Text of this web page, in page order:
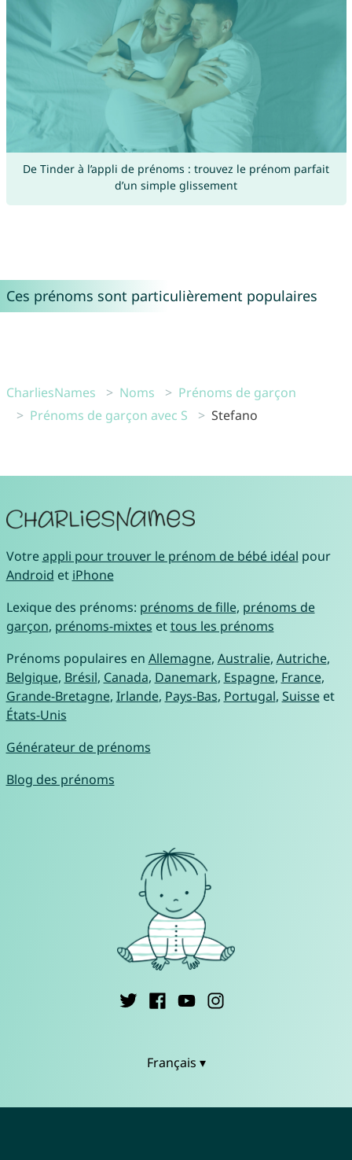
De Tinder à l’appli de prénoms : trouvez le prénom parfait
d’un simple glissement
Ces prénoms sont particulièrement populaires
CharliesNames Noms
Prénoms de garçon
Prénoms de garçon avec S
Stefano
Votreappli pour trouver le prénom de bébé idéal pour
Android et iPhone
Lexique des prénoms: prénoms de fille, prénoms de
garçon, prénoms-mixtes ettous les prénoms
Prénoms populaires en Allemagne, Australie, Autriche,
Belgique, Brésil, Canada, Danemark, Espagne, France,
Grande-Bretagne, Irlande, Pays-Bas, Portugal, Suisseet
États-Unis
Générateur de prénoms
Blog des prénoms
Français ▾